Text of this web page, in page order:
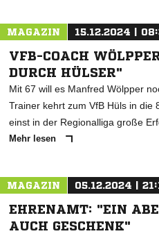
MAGAZIN 15.12.2024 |
VFB-COACH
DURCH HÜLSER"
Mit 67 will es Manfred Wölpper
Trainer kehrt zum VfB Hüls in die
einst in der Regionalliga große
Mehr lesen
MAGAZIN 05.12.2024 |
EHRENAMT: "EIN
AUCH GESCHENK"